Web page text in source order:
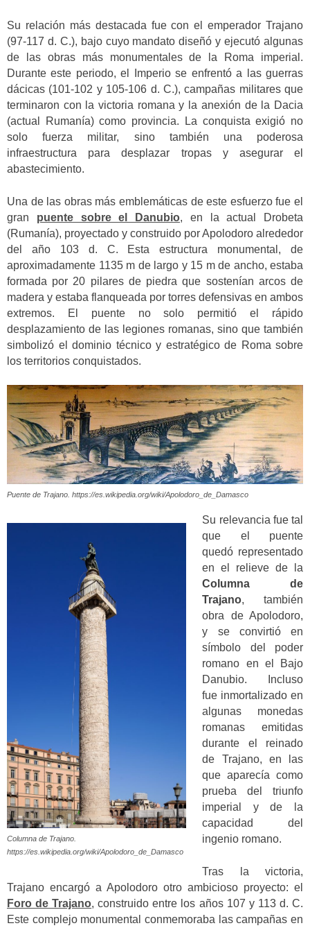
Su relación más destacada fue con el emperador Trajano
(97-117 d. C.), bajo cuyo mandato diseñó y ejecutó algunas
de las obras más monumentales de la Roma imperial.
Durante este periodo, el Imperio se enfrentó a las guerras
dácicas (101-102 y 105-106 d. C.), campañas militares que
terminaron con la victoria romana y la anexión de la Dacia
(actual Rumanía) como provincia. La conquista exigió no
solo fuerza militar, sino también una poderosa
infraestructura para desplazar tropas y asegurar el
abastecimiento.
Una de las obras más emblemáticas de este esfuerzo fue el
gran puente sobre el Danubio, en la actual Drobeta
(Rumanía), proyectado y construido por Apolodoro alrededor
del año 103 d. C. Esta estructura monumental, de
aproximadamente 1135 m de largo y 15 m de ancho, estaba
formada por 20 pilares de piedra que sostenían arcos de
madera y estaba flanqueada por torres defensivas en ambos
extremos. El puente no solo permitió el rápido
desplazamiento de las legiones romanas, sino que también
simbolizó el dominio técnico y estratégico de Roma sobre
los territorios conquistados.
Puente de Trajano. https://es.wikipedia.org/wiki/Apolodoro_de_Damasco
Columna de Trajano.
https://es.wikipedia.org/wiki/Apolodoro_de_Damasco
Su relevancia fue tal
que el puente
quedó representado
en el relieve de la
Columna de
Trajano, también
obra de Apolodoro,
y se convirtió en
símbolo del poder
romano en el Bajo
Danubio. Incluso
fue inmortalizado en
algunas monedas
romanas emitidas
durante el reinado
de Trajano, en las
que aparecía como
prueba del triunfo
imperial y de la
capacidad del
ingenio romano.
Tras la victoria,
Trajano encargó a Apolodoro otro ambicioso proyecto: el
Foro de Trajano, construido entre los años 107 y 113 d. C.
Este complejo monumental conmemoraba las campañas en